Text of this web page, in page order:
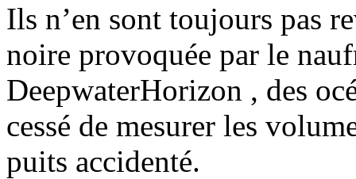
Ils n’en sont toujours pas
noire provoquée par le
DeepwaterHorizon , des
cessé de mesurer les
puits accidenté.